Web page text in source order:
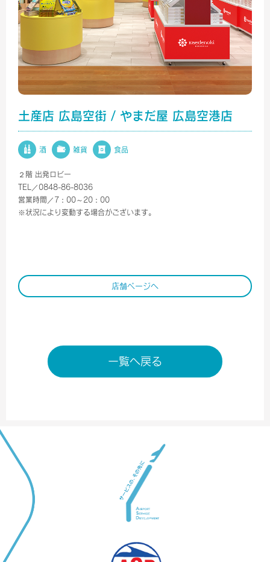
土産店 広島空街 / やまだ屋 広島空港店
酒 雑貨 食品
２階 出発ロビー
TEL／0848-86-8036
営業時間／7：00～20：00
※状況により変動する場合がございます。
店舗ページへ
一覧へ戻る